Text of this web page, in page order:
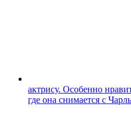
актрису. Особенно
где она снимается с